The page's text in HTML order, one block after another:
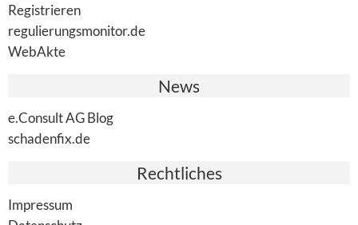
Registrieren
regulierungsmonitor.de
WebAkte
News
e.Consult AG Blog
schadenfix.de
Rechtliches
Impressum